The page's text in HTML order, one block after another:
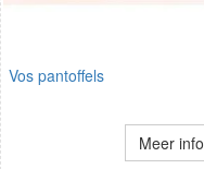
Vos pantoffels
Meer info